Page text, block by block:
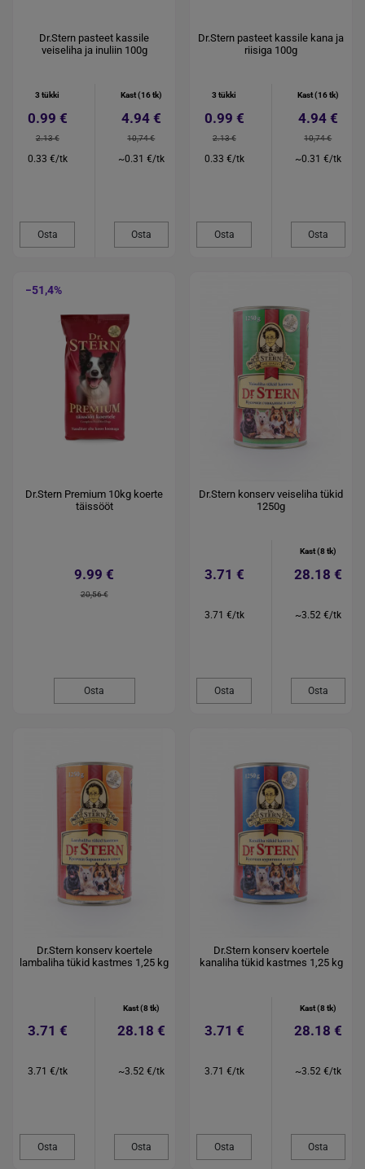
Dr.Stern pasteet kassile
veiseliha ja inuliin 100g
3 tükki
0.99 €
2.13 €
0.33 €/tk
Osta
Kast (16 tk)
4.94 €
10,74 €
~0.31 €/tk
Osta
Dr.Stern pasteet kassile kana ja
riisiga 100g
3 tükki
0.99 €
2.13 €
0.33 €/tk
Osta
Kast (16 tk)
4.94 €
10,74 €
~0.31 €/tk
Osta
−51,4%
Dr.Stern Premium 10kg koerte
täissööt
9.99 €
20,56 €
Osta
Dr.Stern konserv veiseliha tükid
1250g
3.71 €
3.71 €/tk
Osta
Kast (8 tk)
28.18 €
~3.52 €/tk
Osta
Dr.Stern konserv koertele
lambaliha tükid kastmes 1,25 kg
3.71 €
3.71 €/tk
Osta
Kast (8 tk)
28.18 €
~3.52 €/tk
Osta
Dr.Stern konserv koertele
kanaliha tükid kastmes 1,25 kg
3.71 €
3.71 €/tk
Osta
Kast (8 tk)
28.18 €
~3.52 €/tk
Osta